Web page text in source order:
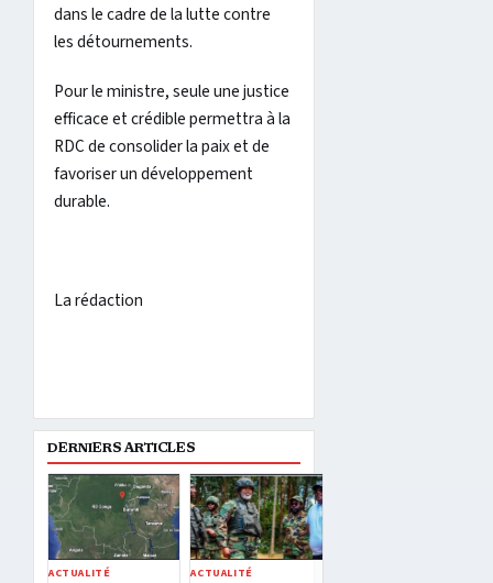
dans le cadre de la lutte contre
les détournements.
Pour le ministre, seule une justice
efficace et crédible permettra à la
RDC de consolider la paix et de
favoriser un développement
durable.
La rédaction
DERNIERS ARTICLES
ACTUALITÉ ACTUALITÉ